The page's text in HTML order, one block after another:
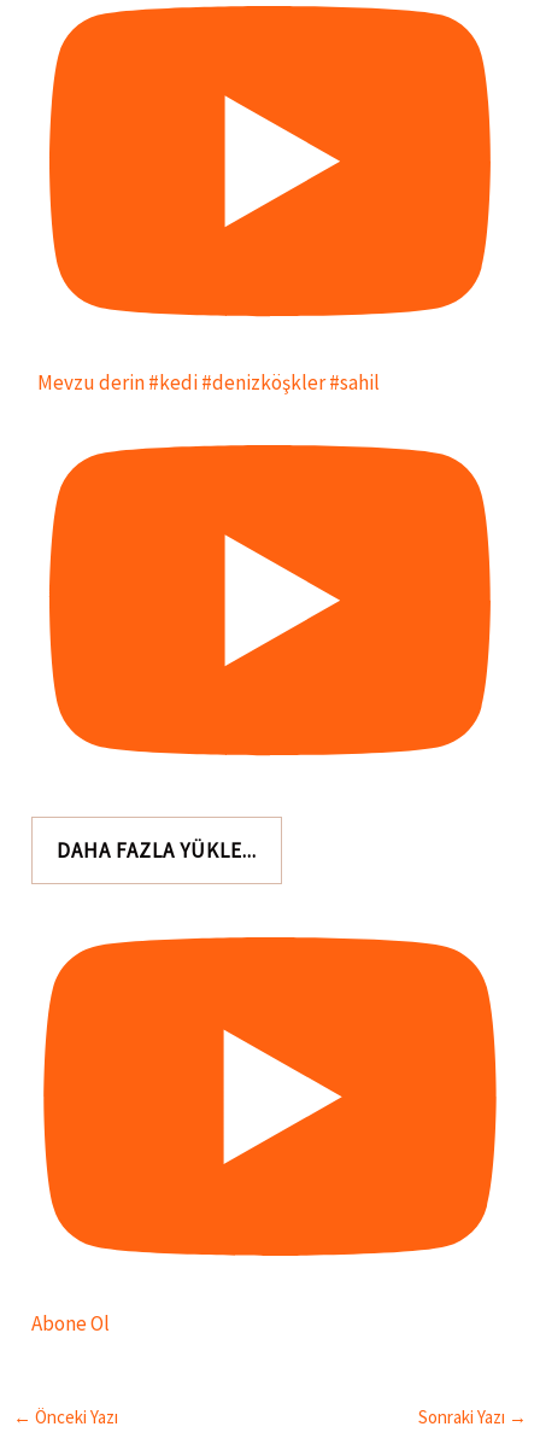
Mevzu derin #kedi #denizköşkler #sahil
DAHA FAZLA YÜKLE...
Abone Ol
← Önceki Yazı Sonraki Yazı →